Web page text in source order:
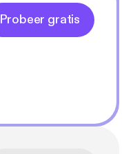
Probeer gratis